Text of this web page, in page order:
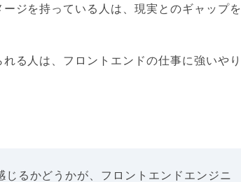
ジを持っている人は、現実とのギャップを
る人は、フロントエンドの仕事に強いやり
じるかどうかが、フロントエンドエンジニ